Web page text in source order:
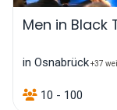
Men in Black
in Osnabrück+37
10 - 100